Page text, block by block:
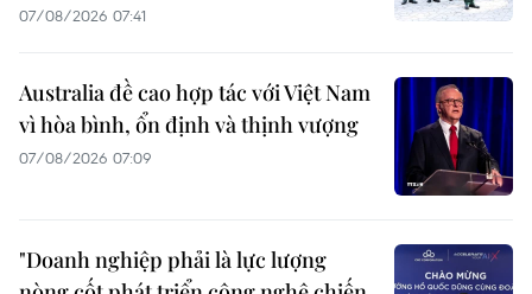
07/08/2026 07:41
Australia đề cao hợp tác với Việt Nam
vì hòa bình, ổn định và thịnh vượng
07/08/2026 07:09
"Doanh nghiệp phải là lực lượng